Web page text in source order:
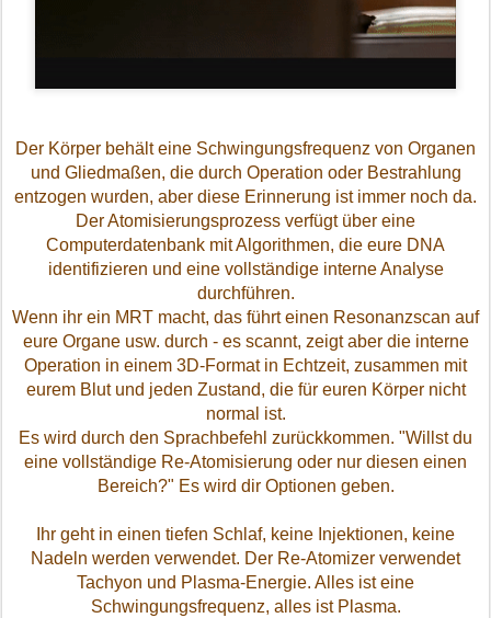
Der Körper behält eine Schwingungsfrequenz von Organen
und Gliedmaßen, die durch Operation oder Bestrahlung
entzogen wurden, aber diese Erinnerung ist immer noch da.
Der Atomisierungsprozess verfügt über eine
Computerdatenbank mit Algorithmen, die eure DNA
identifizieren und eine vollständige interne Analyse
durchführen.
Wenn ihr ein MRT macht, das führt einen Resonanzscan auf
eure Organe usw. durch - es scannt, zeigt aber die interne
Operation in einem 3D-Format in Echtzeit, zusammen mit
eurem Blut und jeden Zustand, die für euren Körper nicht
normal ist.
Es wird durch den Sprachbefehl zurückkommen. "Willst du
eine vollständige Re-Atomisierung oder nur diesen einen
Bereich?" Es wird dir Optionen geben.
Ihr geht in einen tiefen Schlaf, keine Injektionen, keine
Nadeln werden verwendet. Der Re-Atomizer verwendet
Tachyon und Plasma-Energie. Alles ist eine
Schwingungsfrequenz, alles ist Plasma.